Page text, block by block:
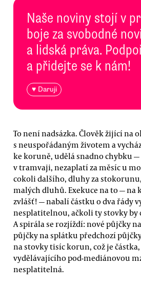
Naše noviny stojí v
boje za svobodné
a lidská práva.
a přidejte se k nám!
♥ Daruji
To není nadsázka. Člověk žijící na
s neuspořádaným životem a
ke koruně, udělá snadno chybku
v tramvaji, nezaplatí za měsíc u
cokoli dalšího, dluhy za
malých dluhů. Exekuce na to — na
zvlášť! — nabalí částku o dva řády
nesplatitelnou, ačkoli ty stovky by
A spirála se rozjíždí: nové půjčky
půjčky na splátku předchozí
na stovky tisíc korun, což je
vydělávajícího pod-mediánovou
nesplatitelná.